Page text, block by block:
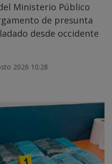
Ministerio Público
de presunta
desde occidente
2026 10:28